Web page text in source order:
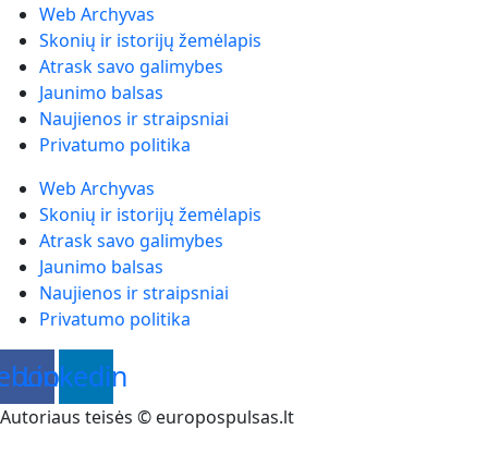
Web Archyvas
Skonių ir istorijų žemėlapis
Atrask savo galimybes
Jaunimo balsas
Naujienos ir straipsniai
Privatumo politika
Web Archyvas
Skonių ir istorijų žemėlapis
Atrask savo galimybes
Jaunimo balsas
Naujienos ir straipsniai
Privatumo politika
Linkedin
Autoriaus teisės © europospulsas.lt